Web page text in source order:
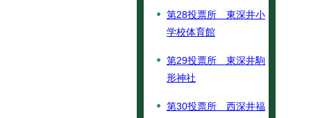
第28投票所 東深井小
学校体育館
第29投票所 東深井駒
形神社
第30投票所 西深井福